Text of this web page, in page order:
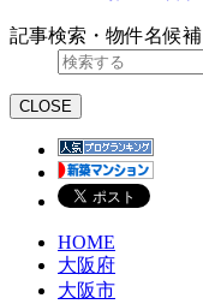
記事検索・物件名候補
CLOSE
HOME
大阪府
大阪市